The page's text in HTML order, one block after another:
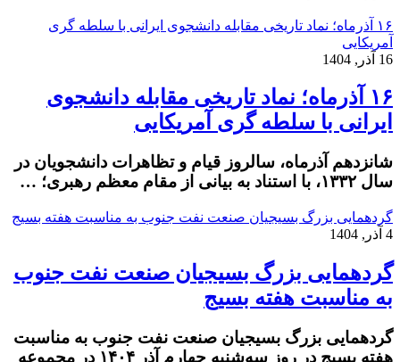
۱۶ آذرماه؛ نماد تاریخی مقابله دانشجوی ایرانی با سلطه گری
آمریکایی
16 آذر, 1404
۱۶ آذرماه؛ نماد تاریخی مقابله دانشجوی
ایرانی با سلطه گری آمریکایی
شانزدهم آذرماه، سالروز قیام و تظاهرات دانشجویان در
سال ۱۳۳۲، با استناد به بیانی از مقام معظم رهبری؛ …
گردهمایی بزرگ بسیجیان صنعت نفت جنوب به مناسبت هفته بسیج
4 آذر, 1404
گردهمایی بزرگ بسیجیان صنعت نفت جنوب
به مناسبت هفته بسیج
گردهمایی بزرگ بسیجیان صنعت نفت جنوب به مناسبت
هفته بسیج در روز سه‌شنبه چهارم آذر ۱۴٠۴ در مجموعه